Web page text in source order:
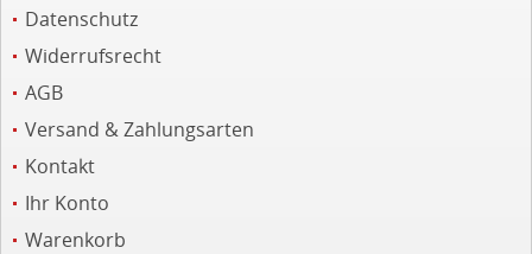
Datenschutz
Widerrufsrecht
AGB
Versand & Zahlungsarten
Kontakt
Ihr Konto
Warenkorb